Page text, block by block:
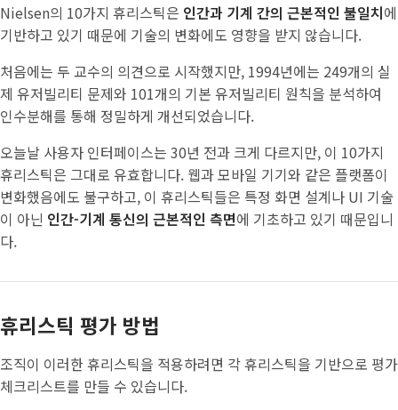
Nielsen의 10가지 휴리스틱은 인간과 기계 간의 근본적인 불일치에
기반하고 있기 때문에 기술의 변화에도 영향을 받지 않습니다.
처음에는 두 교수의 의견으로 시작했지만, 1994년에는 249개의 실
제 유저빌리티 문제와 101개의 기본 유저빌리티 원칙을 분석하여
인수분해를 통해 정밀하게 개선되었습니다.
오늘날 사용자 인터페이스는 30년 전과 크게 다르지만, 이 10가지
휴리스틱은 그대로 유효합니다. 웹과 모바일 기기와 같은 플랫폼이
변화했음에도 불구하고, 이 휴리스틱들은 특정 화면 설계나 UI 기술
이 아닌 인간-기계 통신의 근본적인 측면에 기초하고 있기 때문입니
다.
휴리스틱 평가 방법
조직이 이러한 휴리스틱을 적용하려면 각 휴리스틱을 기반으로 평가
체크리스트를 만들 수 있습니다.